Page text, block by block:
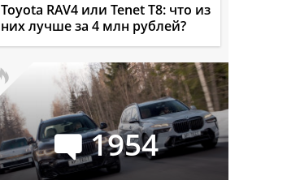
Toyota RAV4 или Tenet T8: что из
них лучше за 4 млн рублей?
1954